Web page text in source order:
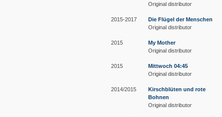
Original distributor
2015-2017
Die Flügel der Menschen
Original distributor
2015
My Mother
Original distributor
2015
Mittwoch 04:45
Original distributor
2014/2015
Kirschblüten und rote
Bohnen
Original distributor